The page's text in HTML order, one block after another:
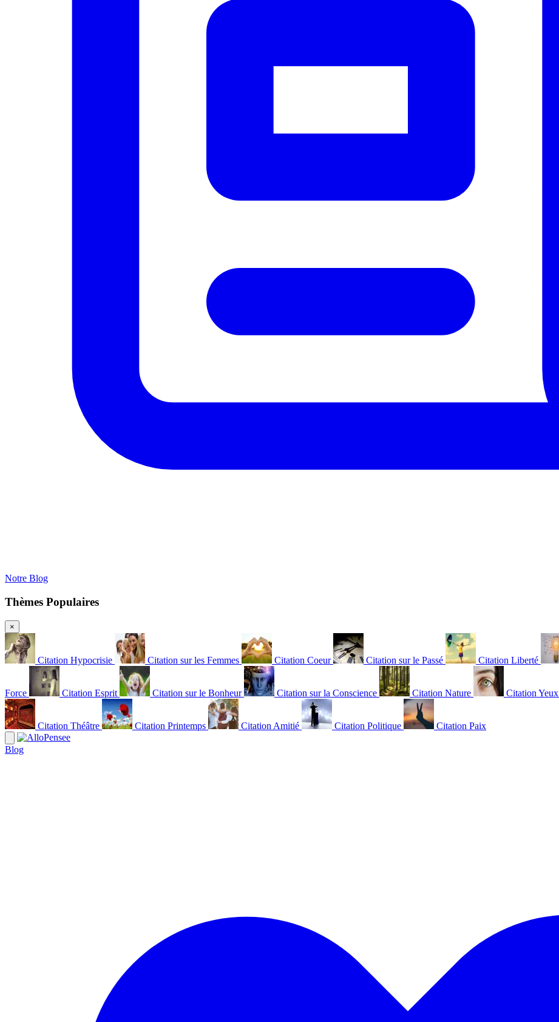
Notre Blog
Thèmes Populaires
×
Citation Hypocrisie Citation sur les Femmes Citation Coeur Citation sur le Passé Citation Liberté
Force Citation Esprit Citation sur le Bonheur Citation sur la Conscience Citation Nature Citation Yeux
Citation Théâtre Citation Printemps Citation Amitié Citation Politique Citation Paix
Blog